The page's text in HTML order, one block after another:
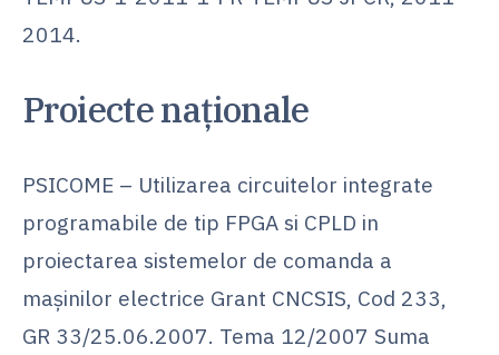
2014.
Proiecte naționale
PSICOME – Utilizarea circuitelor integrate
programabile de tip FPGA si CPLD in
proiectarea sistemelor de comanda a
maşinilor electrice Grant CNCSIS, Cod 233,
GR 33/25.06.2007. Tema 12/2007 Suma